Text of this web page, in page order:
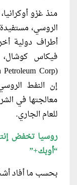
منذ غزو
الروسي،
أطراف دولية
فيكاس
معالجتها في
للعام الجاري.
روسيا تخفض
“أوبك+”
بحسب ما أفاد